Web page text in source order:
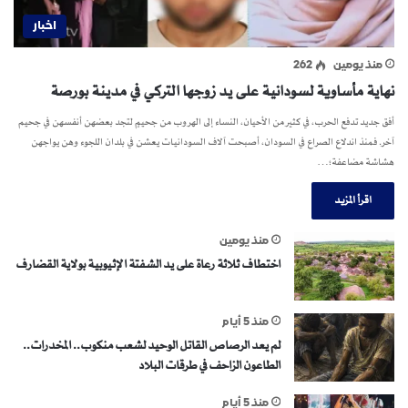
اخبار
منذ يومين 262
نهاية مأساوية لسودانية على يد زوجها التركي في مدينة بورصة
أفق جديد تدفع الحرب، في كثير من الأحيان، النساء إلى الهروب من جحيمٍ لتجد بعضهن أنفسهن في جحيم
آخر. فمنذ اندلاع الصراع في السودان، أصبحت آلاف السودانيات يعشن في بلدان اللجوء وهن يواجهن
هشاشة مضاعفة؛…
اقرأ المزيد
منذ يومين
اختطاف ثلاثة رعاة على يد الشفتة الإثيوبية بولاية القضارف
منذ 5 أيام
لم يعد الرصاص القاتل الوحيد لشعب منكوب.. المخدرات..
الطاعون الزاحف في طرقات البلاد
منذ 5 أيام